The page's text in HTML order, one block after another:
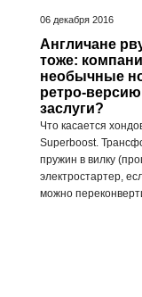
06 декабря 2016
Англичане
тоже:
необычные
ретро-версию
заслуги?
Что касается
Superboost.
пружин в вилку
электростартер,
можно